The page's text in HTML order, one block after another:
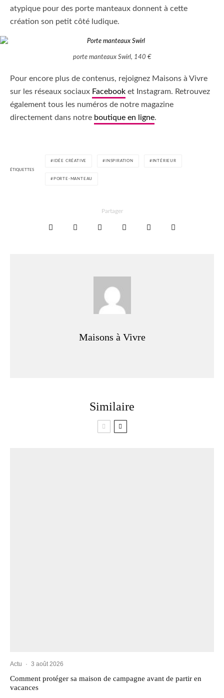
atypique pour des porte manteaux donnent à cette
création son petit côté ludique.
porte manteaux Swirl, 140 €
Pour encore plus de contenus, rejoignez Maisons à Vivre
sur les réseaux sociaux Facebook et Instagram. Retrouvez
également tous les numéros de notre magazine
directement dans notre boutique en ligne.
ÉTIQUETTES
IDÉE CRÉATIVE INSPIRATION INTÉRIEUR
PORTE-MANTEAU
Partager
Maisons à Vivre
Similaire
Actu · 3 août 2026
Comment protéger sa maison de campagne avant de partir en
vacances